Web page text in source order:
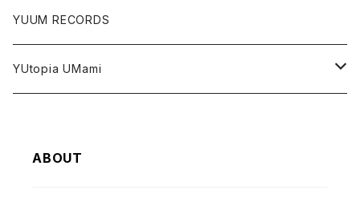
ポストカード / Postcards
アクリルグッズ / Acrylic Items
似顔絵 / Portraits
ステッカー / Stickers
YUUM RECORDS
YUtopia UMami
ステッカー / Stickers
ABOUT